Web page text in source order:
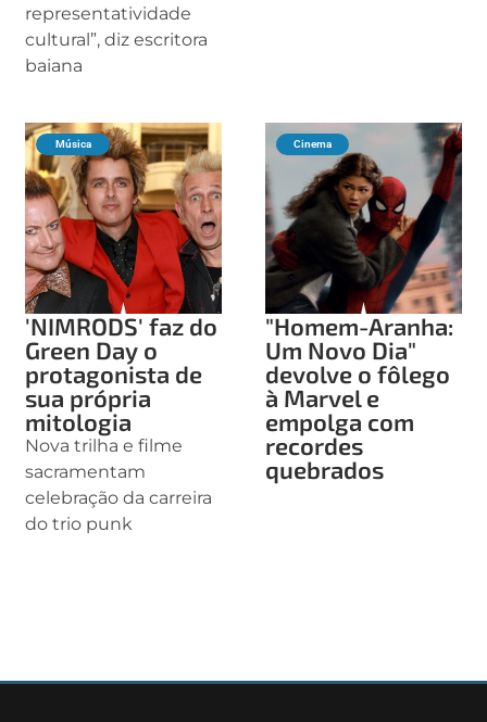
representatividade
cultural”, diz escritora
baiana
Música
'NIMRODS' faz do
Green Day o
protagonista de
sua própria
mitologia
Nova trilha e filme
sacramentam
celebração da carreira
do trio punk
Cinema
"Homem-Aranha:
Um Novo Dia"
devolve o fôlego
à Marvel e
empolga com
recordes
quebrados